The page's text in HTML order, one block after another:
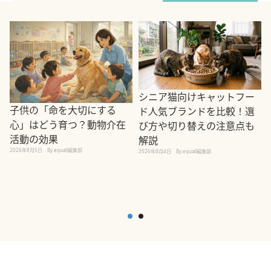
子供の「命を大切にする
心」はどう育つ？動物介在
活動の効果
2026年8月5日 By equall編集部
シニア猫向けキャットフー
ド人気ブランドを比較！選
び方や切り替えの注意点も
解説
2026年8月4日 By equall編集部